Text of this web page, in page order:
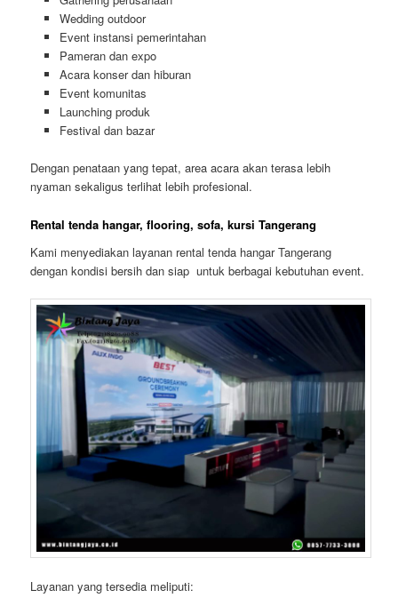
Wedding outdoor
Event instansi pemerintahan
Pameran dan expo
Acara konser dan hiburan
Event komunitas
Launching produk
Festival dan bazar
Dengan penataan yang tepat, area acara akan terasa lebih
nyaman sekaligus terlihat lebih profesional.
Rental tenda hangar, flooring, sofa, kursi Tangerang
Kami menyediakan layanan rental tenda hangar Tangerang
dengan kondisi bersih dan siap untuk berbagai kebutuhan event.
Layanan yang tersedia meliputi: